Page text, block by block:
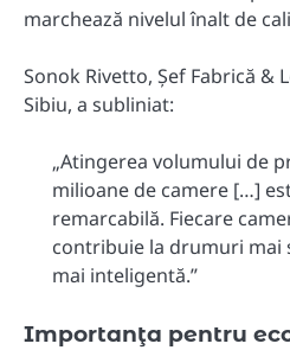
marchează nivelul înalt de
Sonok Rivetto, Șef Fabrică &
Sibiu, a subliniat:
„Atingerea volumului de
milioane de camere […]
remarcabilă. Fiecare
contribuie la drumuri mai
mai inteligentă.”
Importanţa pentru